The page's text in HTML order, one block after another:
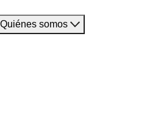
Quiénes somos